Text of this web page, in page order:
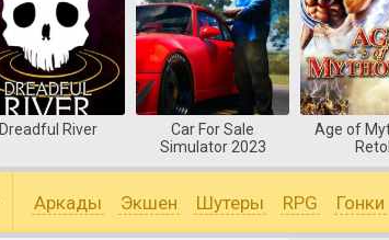
Dreadful River
Car For Sale
Simulator 2023
Age of
Аркады Экшен Шутеры RPG Гонки